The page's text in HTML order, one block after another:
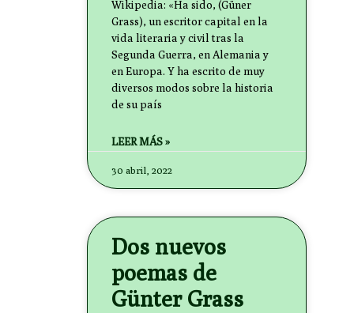
Wikipedia: «Ha sido, (Güner
Grass), un escritor capital en la
vida literaria y civil tras la
Segunda Guerra, en Alemania y
en Europa. Y ha escrito de muy
diversos modos sobre la historia
de su país
LEER MÁS »
30 abril, 2022
Dos nuevos
poemas de
Günter Grass